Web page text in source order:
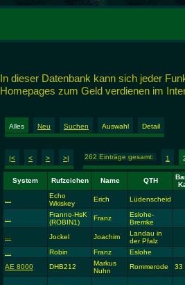
In dieser Datenbank kann sich jeder
Homepages zum Geld verdienen im
Alles Neu Suchen Auswahl Detail
|< < > >| 262 Einträge gesamt: 1
System Rufzeichen Name QTH
Echo
Wkiskey
Erich Lüdenscheid
Franno-HsK
(ROBIN1)
Franz
Eslohe-
Bremke
Jockel Joachim
Landau in
der Pfalz
Robin Franz
Eslohe
AE 8000
DHB212
Markus
Nuhn
Rommerode 33